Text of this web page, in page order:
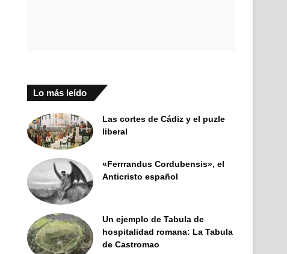
Lo más leído
Las cortes de Cádiz y el puzle
liberal
«Ferrrandus Cordubensis», el
Anticristo español
Un ejemplo de Tabula de
hospitalidad romana: La Tabula
de Castromao